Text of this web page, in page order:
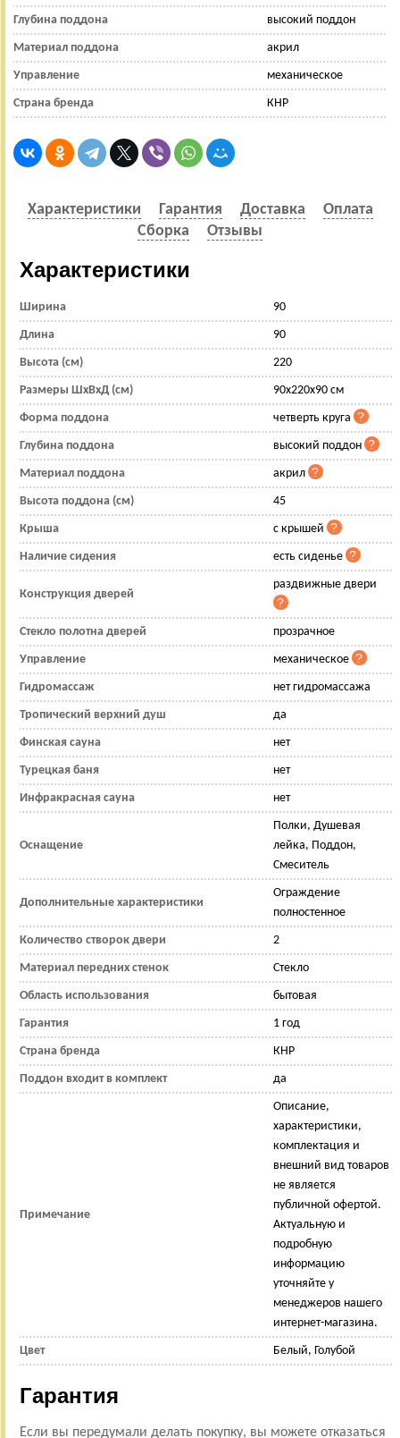
Глубина поддона высокий поддон
Материал поддона акрил
Управление механическое
Страна бренда КНР
Характеристики Гарантия Доставка
Оплата
Сборка
Отзывы
Характеристики
Ширина 90
Длина 90
Высота (см) 220
Размеры ШхВхД (см) 90x220x90 см
Форма поддона четверть круга
Глубина поддона высокий поддон
Материал поддона акрил
Высота поддона (см) 45
Крыша с крышей
Наличие сидения есть сиденье
Конструкция дверей
раздвижные двери
Стекло полотна дверей прозрачное
Управление механическое
Гидромассаж нет гидромассажа
Тропический верхний душ да
Финская сауна нет
Турецкая баня нет
Инфракрасная сауна нет
Оснащение
Полки, Душевая
лейка, Поддон,
Смеситель
Дополнительные характеристики
Ограждение
полностенное
Количество створок двери 2
Материал передних стенок Стекло
Область использования бытовая
Гарантия 1 год
Страна бренда КНР
Поддон входит в комплект да
Примечание
Описание,
характеристики,
комплектация и
внешний вид товаров
не является
публичной офертой.
Актуальную и
подробную
информацию
уточняйте у
менеджеров нашего
интернет-магазина.
Цвет Белый, Голубой
Гарантия
Если вы передумали делать покупку, вы можете отказаться